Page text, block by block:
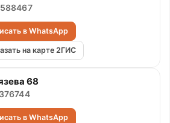
в WhatsApp
на карте 2ГИС
68
в WhatsApp